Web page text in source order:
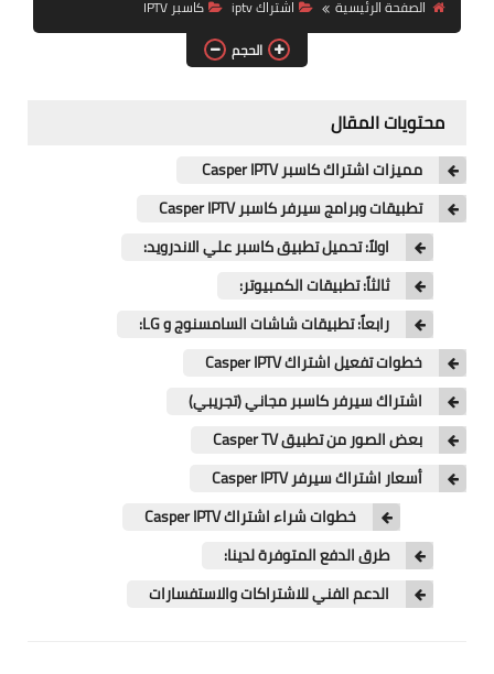
الصفحة الرئيسية
اشتراك iptv
كاسبر IPTV
الحجم
محتويات المقال
مميزات اشتراك كاسبر Casper IPTV
تطبيقات وبرامج سيرفر كاسبر Casper IPTV
اولاً: تحميل تطبيق كاسبر علي الاندرويد:
ثالثاً: تطبيقات الكمبيوتر:
رابعاً: تطبيقات شاشات السامسنوج و LG:
خطوات تفعيل اشتراك Casper IPTV
اشتراك سيرفر كاسبر مجاني (تجريبي)
بعض الصور من تطبيق Casper TV
أسعار اشتراك سيرفر Casper IPTV
خطوات شراء اشتراك Casper IPTV
طرق الدفع المتوفرة لدينا:
الدعم الفني للاشتراكات والاستفسارات